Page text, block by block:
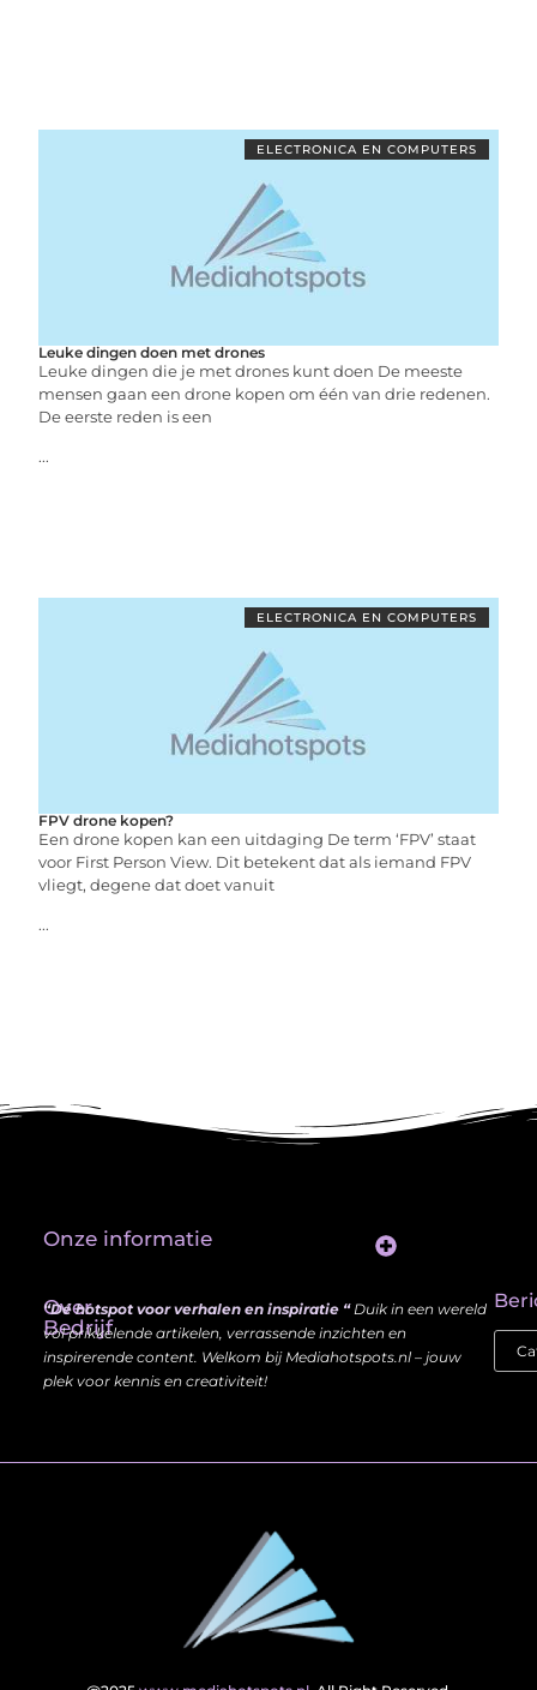
ELECTRONICA EN COMPUTERS
Leuke dingen doen met drones
Leuke dingen die je met drones kunt doen De meeste
mensen gaan een drone kopen om één van drie redenen.
De eerste reden is een
...
ELECTRONICA EN COMPUTERS
FPV drone kopen?
Een drone kopen kan een uitdaging De term ‘FPV’ staat
voor First Person View. Dit betekent dat als iemand FPV
vliegt, degene dat doet vanuit
...
Over
Bedrijf
“Dé hotspot voor verhalen en inspiratie “Duik in een wereld
vol prikkelende artikelen, verrassende inzichten en
inspirerende content. Welkom bij Mediahotspots.nl – jouw
plek voor kennis en creativiteit!
Onze informatie